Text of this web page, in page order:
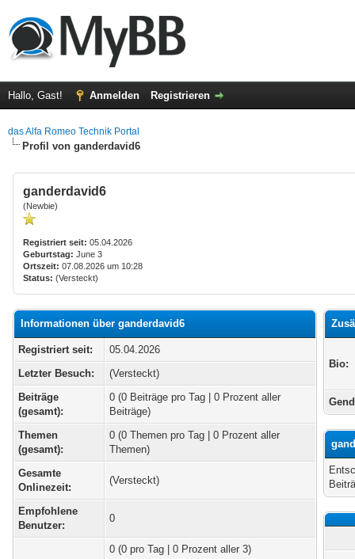
Hallo, Gast! Anmelden Registrieren
das Alfa Romeo Technik Portal
Profil von ganderdavid6
ganderdavid6
(Newbie)
Registriert seit: 05.04.2026
Geburtstag: June 3
Ortszeit: 07.08.2026 um 10:28
Status: (Versteckt)
Informationen über ganderdavid6
Registriert seit:
05.04.2026
Letzter Besuch:
(Versteckt)
Beiträge
(gesamt):
0 (0 Beiträge pro Tag | 0 Prozent aller
Beiträge)
Themen
(gesamt):
0 (0 Themen pro Tag | 0 Prozent aller
Themen)
Gesamte
Onlinezeit:
(Versteckt)
Empfohlene
Benutzer:
0
0 (0 pro Tag | 0 Prozent aller 3)
Bio: